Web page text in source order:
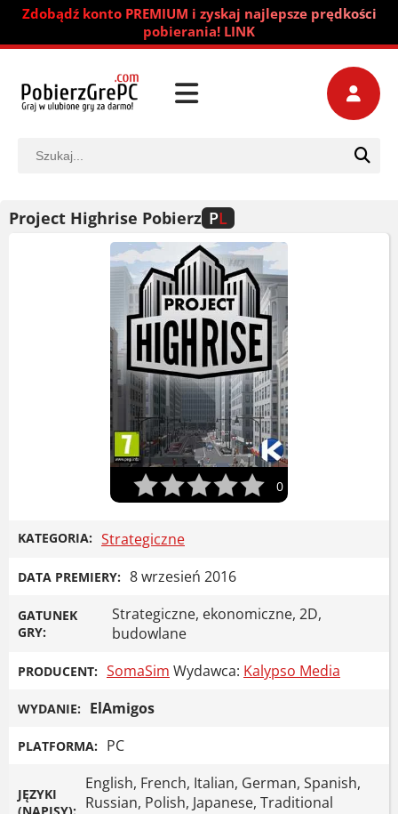
Zdobądź konto PREMIUM i zyskaj najlepsze prędkości
pobierania! LINK
Project Highrise Pobierz PL
0
KATEGORIA: Strategiczne
DATA PREMIERY: 8 wrzesień 2016
GATUNEK
GRY:
Strategiczne, ekonomiczne, 2D,
budowlane
PRODUCENT: SomaSim Wydawca: Kalypso Media
WYDANIE: ElAmigos
PLATFORMA: PC
JĘZYKI
English, French, Italian, German, Spanish,
Russian, Polish, Japanese, Traditional